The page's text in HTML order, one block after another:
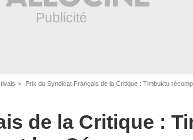
Prix du Syndicat Français de la Critique : Timbuktu
de la Critique :